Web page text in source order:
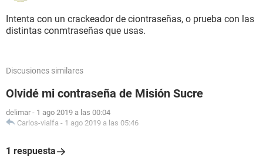
Intenta con un crackeador de ciontraseñas, o prueba con las
distintas conmtraseñas que usas.
Discusiones similares
Olvidé mi contraseña de Misión Sucre
delimar - 1 ago 2019 a las 00:04
Carlos-vialfa - 1 ago 2019 a las 05:46
1 respuesta